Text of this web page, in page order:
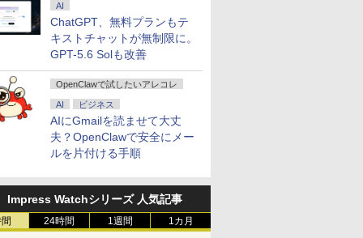
AI
ChatGPT、無料プランもテ
キストチャットが無制限に。
GPT-5.6 Solも改善
OpenClawで試したいアレコレ
AI ビジネス
AIにGmailを読ませて大丈
夫？OpenClawで安全にメー
ルを片付ける手順
Impress Watchシリーズ 人気記事
24時間 1週間 1カ月